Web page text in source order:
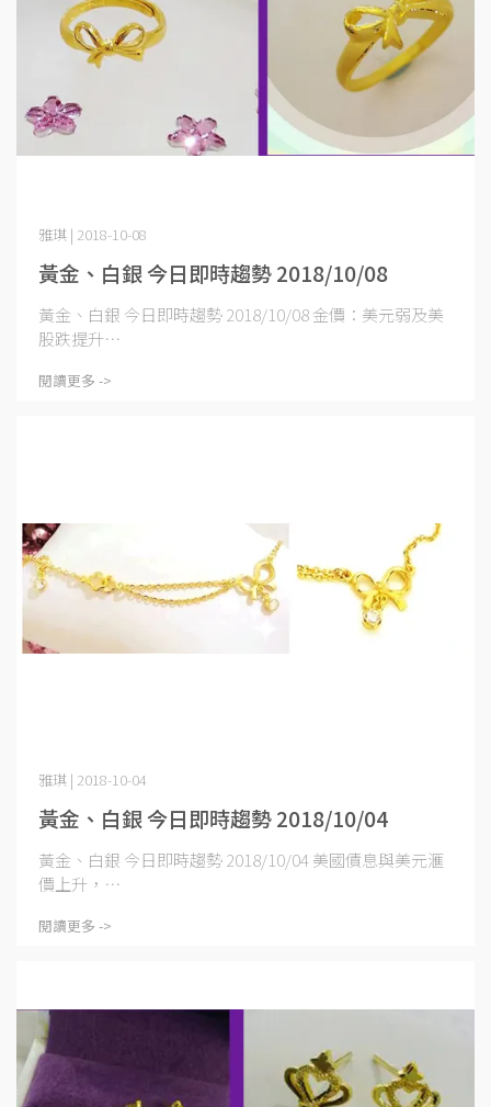
黃金、白銀 今日即時趨勢 2018/10/08
雅琪 | 2018-10-08
黃金、白銀 今日即時趨勢 2018/10/08 金價：美元弱及美
股跌提升⋯
閱讀更多 ->
黃金、白銀 今日即時趨勢 2018/10/04
雅琪 | 2018-10-04
黃金、白銀 今日即時趨勢 2018/10/04 美國債息與美元滙
價上升，⋯
閱讀更多 ->